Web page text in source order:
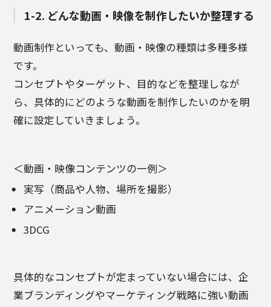
1-2. どんな動画・映像を制作したいか整理する
動画制作といっても、動画・映像の種類は多種多様
です。
コンセプトやターゲット、目的などを整理しなが
ら、具体的にどのような動画を制作したいのかを明
確に設定していきましょう。
＜動画・映像コンテンツの一例＞
実写（商品や人物、場所を撮影）
アニメーション動画
3DCG
具体的なコンセプトが定まっていない場合には、企
業ブランディングやマーケティング戦略に強い動画